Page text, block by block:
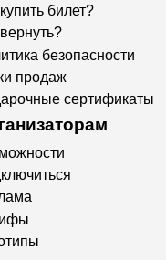
билет?
безопасности
продаж
сертификаты